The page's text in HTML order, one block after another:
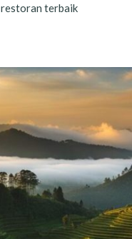
restoran terbaik